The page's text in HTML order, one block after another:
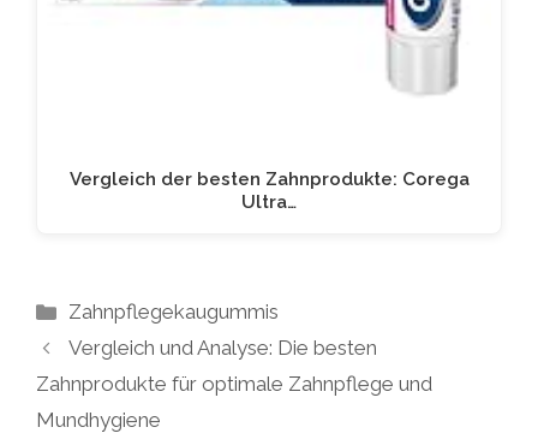
Vergleich der besten Zahnprodukte: Corega
Ultra…
Kategorien
Zahnpflegekaugummis
Vergleich und Analyse: Die besten
Zahnprodukte für optimale Zahnpflege und
Mundhygiene